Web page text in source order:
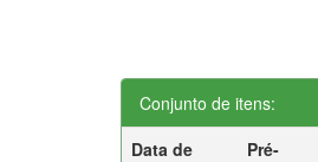
Conjunto de itens:
Data de
Pré-